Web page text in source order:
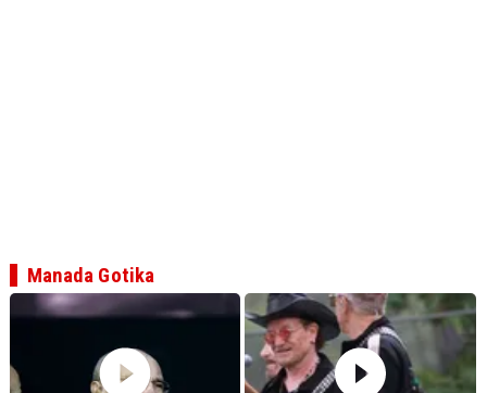
Manada Gotika